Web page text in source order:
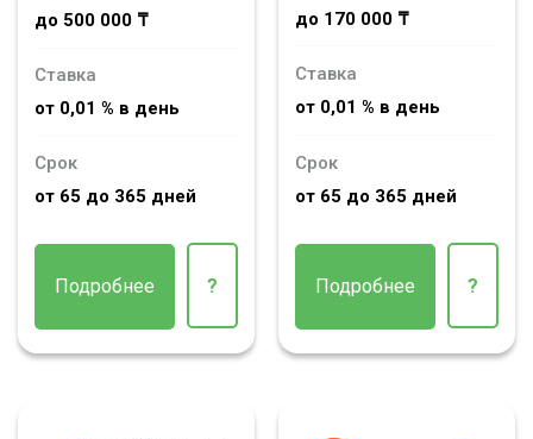
до 500 000 ₸
Ставка
от 0,01 % в день
Срок
от 65 до 365 дней
Подробнее ?
до 170 000 ₸
Ставка
от 0,01 % в день
Срок
от 65 до 365 дней
Подробнее ?